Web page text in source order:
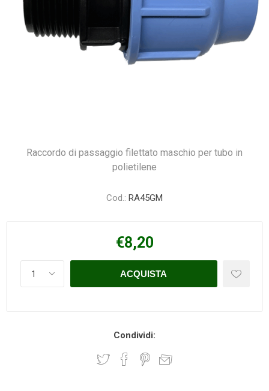
Raccordo di passaggio filettato maschio per tubo in
polietilene
Cod.: RA45GM
€8,20
Condividi: